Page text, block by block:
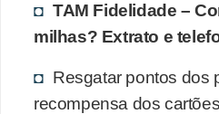
TAM Fidelidade –
milhas? Extrato e
Resgatar pontos dos
recompensa dos